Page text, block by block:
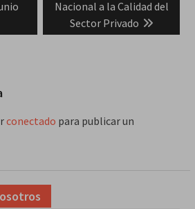
Nacional a la Calidad del
Sector Privado
conectado para publicar un